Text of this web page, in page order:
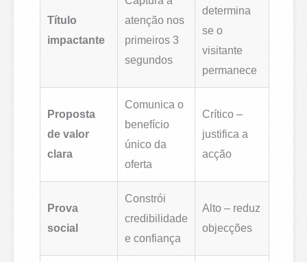
Título
impactante
atenção nos
primeiros 3
segundos
determina
se o
visitante
permanece
Proposta
de valor
clara
Comunica o
benefício
único da
oferta
Crítico –
justifica a
acção
Prova
social
Constrói
credibilidade
e confiança
Alto – reduz
objecções